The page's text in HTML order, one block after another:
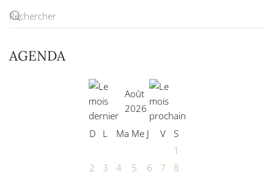
AGENDA
Août
2026
D L Ma Me J V
S
1
2
3 4 5 6 7
8